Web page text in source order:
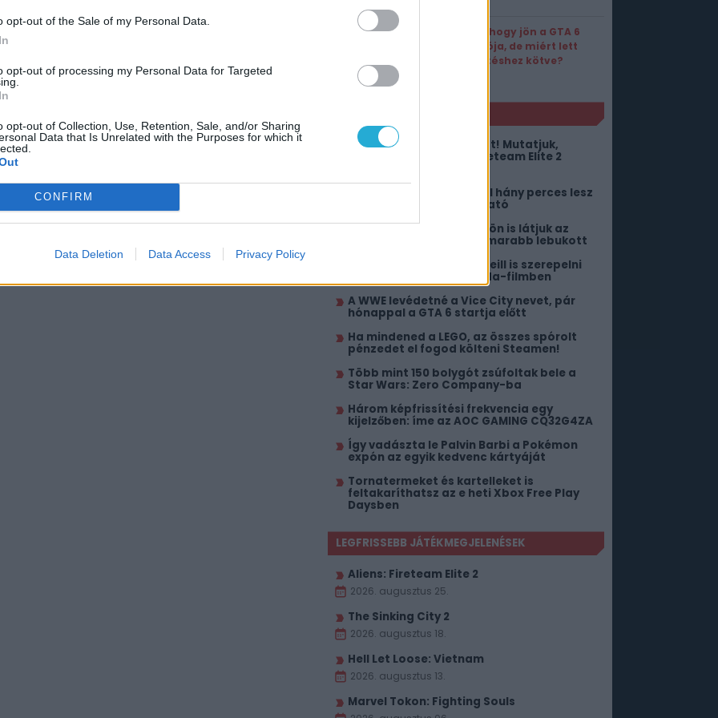
opt-out of the Sale of my Personal Data.
opt-out of processing my Personal Data for Targeted
opt-out of Collection, Use, Retention, Sale, and/or Sharing
Data that Is Unrelated with the Purposes for which it
CONFIRM
Data Deletion Data Access Privacy Policy
hogy a PC Guru tartalmairól véletlenül
Tök jó, hogy jön a GTA 6
új videója, de miért lett
előfizetéshez kötve?
Szedd össze a haverokat! Mutatjuk,
milyen lesz az Aliens: Fireteam Elite 2
Kiderült, hogy nagyjából hány perces lesz
a netflixes GTA 6 bemutató
A Google Pixel Watch 5-ön is látjuk az
időt, hogy mennyivel hamarabb lebukott
A nemrég elhunyt Sam Neill is szerepelni
fog a The Legend of Zelda-filmben
A WWE levédetné a Vice City nevet, pár
hónappal a GTA 6 startja előtt
Ha mindened a LEGO, az összes spórolt
pénzedet el fogod költeni Steamen!
Több mint 150 bolygót zsúfoltak bele a
Star Wars: Zero Company-ba
Három képfrissítési frekvencia egy
kijelzőben: íme az AOC GAMING CQ32G4ZA
Így vadászta le Palvin Barbi a Pokémon
expón az egyik kedvenc kártyáját
Tornatermeket és kartelleket is
feltakaríthatsz az e heti Xbox Free Play
Daysben
LEGFRISSEBB JÁTÉKMEGJELENÉSEK
Aliens: Fireteam Elite 2
2026. augusztus 25.
The Sinking City 2
2026. augusztus 18.
Hell Let Loose: Vietnam
2026. augusztus 13.
Marvel Tokon: Fighting Souls